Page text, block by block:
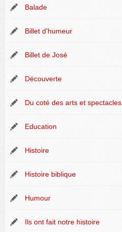
Balade
Billet d'humeur
Billet de José
Découverte
Du coté des arts et spectacles
Education
Histoire
Histoire biblique
Humour
Ils ont fait notre histoire